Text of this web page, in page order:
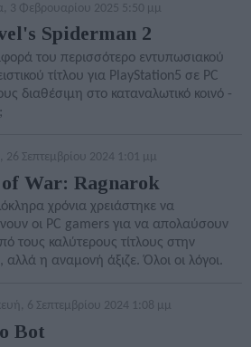
3 Φεβρουαρίου 2025 5:50 μμ
Spiderman 2
του περισσότερο εντυπωσιακού
τίτλου για PlayStation5 σε PC
διαθέσιμη στο καταναλωτικό κοινό -
26 Σεπτεμβρίου 2024 1:01 μμ
War: Ragnarok
χρόνια χρειάστηκε να
οι PC gamers για να απολαύσουν
τους καλύτερους τίτλους στην
αλλά η αναμονή άξιζε. Όλοι οι λόγοι.
6 Σεπτεμβρίου 2024 1:08 μμ
Bot